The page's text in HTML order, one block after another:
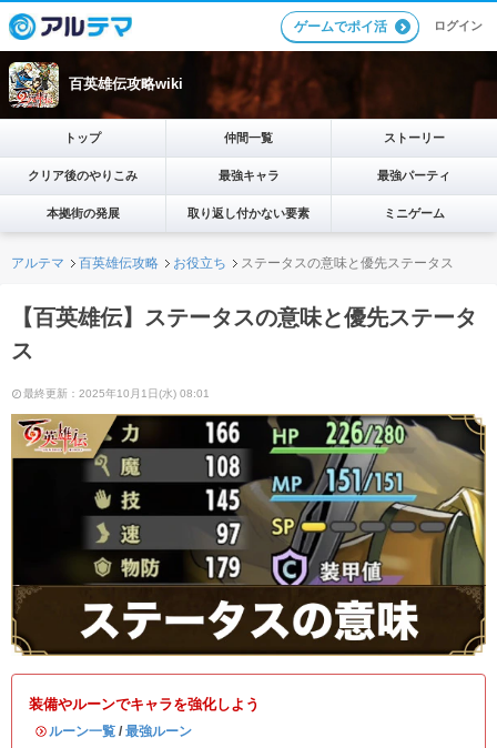
ゲームでポイ活 ログイン
百英雄伝攻略wiki
トップ 仲間一覧 ストーリー
クリア後のやりこみ 最強キャラ 最強パーティ
本拠街の発展 取り返し付かない要素 ミニゲーム
アルテマ 百英雄伝攻略 お役立ち ステータスの意味と優先ステータス
【百英雄伝】ステータスの意味と優先ステータ
ス
最終更新：2025年10月1日(水) 08:01
装備やルーンでキャラを強化しよう
・ ルーン一覧 / 最強ルーン